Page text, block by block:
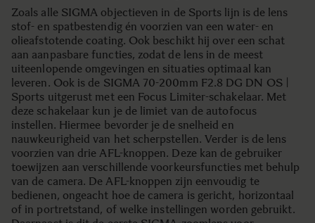
Zoals alle SIGMA objectieven in de Sports lijn is de lens
stof- en spatbestendig én voorzien van een water- en
olieafstotende coating. Ook beschikt hij over een schat
aan aanpasbare functies, zodat de lens in de meest
uiteenlopende omgevingen en situaties optimaal kan
leveren. Ook is de SIGMA 70-200mm F2.8 DG DN OS |
Sports uitgerust met een Focus Limiter-schakelaar. Met
deze schakelaar kun je de limiet van de autofocus
instellen. Hiermee bevorder je de snelheid en
nauwkeurigheid van het scherpstellen. Verder is de lens
voorzien van drie AFL-knoppen. Deze kan de gebruiker
toewijzen aan verschillende voorkeursfuncties met behulp
van de camera. De AFL-knoppen zijn eenvoudig te
bedienen, ongeacht hoe de camera is gericht, horizontaal
of in portretstand, of welke instellingen worden gebruikt.